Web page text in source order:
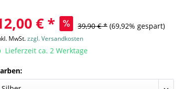
€ * 39,90 € * (69,92% gespart)
MwSt.zzgl. Versandkosten
Lieferzeit ca. 2 Werktage